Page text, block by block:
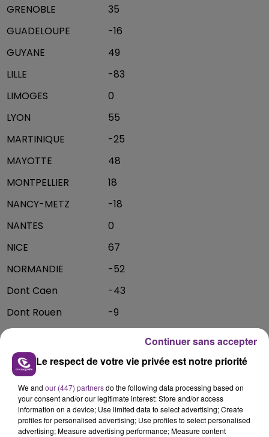
GRENOBLE
35
GUADELOUPE
-16
GUYANE
49
LILLE
-83
LIMOGES
0
LYON
55
MARTINIQUE
-25
MAYOTTE
48
MONTPELLIER
18
NANCY-METZ
-18
NANTES
0
NICE
67
NORMANDIE
-52
Dont Caen
-43
Dont Rouen
-9
ORLEANS-TOURS
PARIS
-16
POITIERS
REIMS
-30
RENNES
-41
Le respect de votre vie privée est notre priorité
We and our (447) partnersdo the following data processing based on
your consent and/or our legitimate interest: Store and/or access
information on a device; Use limited data to select advertising; Create
profiles for personalised advertising; Use profiles to select personalised
advertising; Measure advertising performance; Measure content
Continuer sans accepter